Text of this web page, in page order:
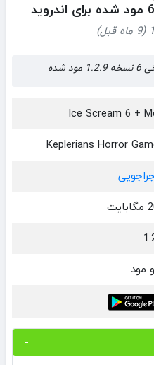
Ice Scream 6 +
Keplerians Horror
مود